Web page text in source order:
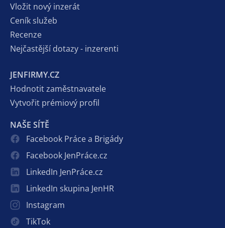
Vložit nový inzerát
Ceník služeb
Recenze
Nejčastější dotazy - inzerenti
JENFIRMY.CZ
Hodnotit zaměstnavatele
Vytvořit prémiový profil
NAŠE SÍTĚ
Facebook Práce a Brigády
Facebook JenPráce.cz
LinkedIn JenPráce.cz
LinkedIn skupina JenHR
Instagram
TikTok